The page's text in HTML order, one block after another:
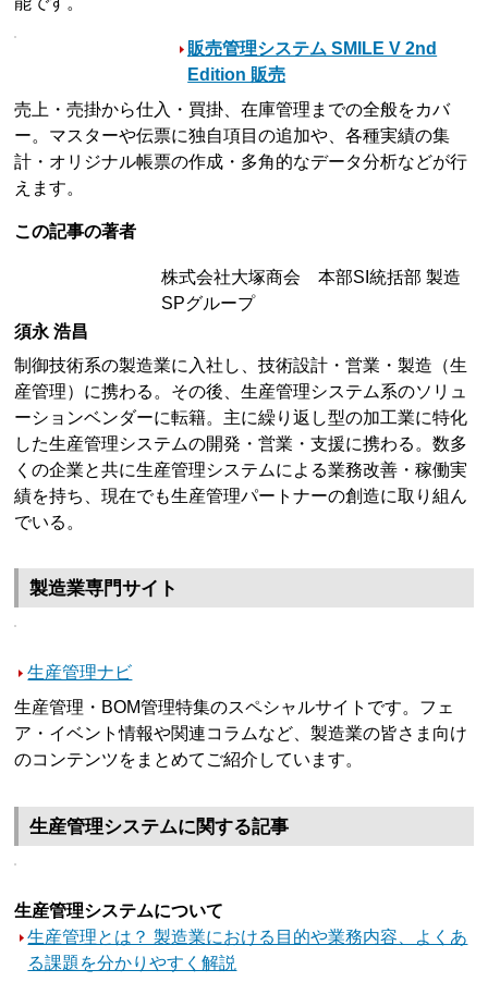
販売管理システム SMILE V 2nd
Edition 販売
売上・売掛から仕入・買掛、在庫管理までの全般をカバ
ー。マスターや伝票に独自項目の追加や、各種実績の集
計・オリジナル帳票の作成・多角的なデータ分析などが行
えます。
この記事の著者
株式会社大塚商会 本部SI統括部 製造
SPグループ
須永 浩昌
制御技術系の製造業に入社し、技術設計・営業・製造（生
産管理）に携わる。その後、生産管理システム系のソリュ
ーションベンダーに転籍。主に繰り返し型の加工業に特化
した生産管理システムの開発・営業・支援に携わる。数多
くの企業と共に生産管理システムによる業務改善・稼働実
績を持ち、現在でも生産管理パートナーの創造に取り組ん
でいる。
製造業専門サイト
生産管理ナビ
生産管理・BOM管理特集のスペシャルサイトです。フェ
ア・イベント情報や関連コラムなど、製造業の皆さま向け
のコンテンツをまとめてご紹介しています。
生産管理システムに関する記事
生産管理システムについて
生産管理とは？ 製造業における目的や業務内容、よくあ
る課題を分かりやすく解説